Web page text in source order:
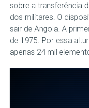
sobre a transferência
dos militares. O
sair de Angola. A
de 1975. Por essa
apenas 24 mil